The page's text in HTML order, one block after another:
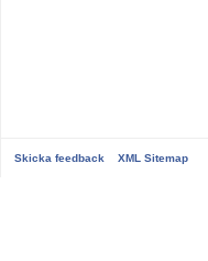
Skicka feedback XML Sitemap